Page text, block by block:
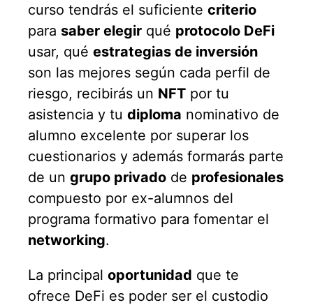
curso tendrás el suficiente criterio
para saber elegir qué protocolo DeFi
usar, qué estrategias de inversión
son las mejores según cada perfil de
riesgo, recibirás un NFT por tu
asistencia y tu diploma nominativo de
alumno excelente por superar los
cuestionarios y además formarás parte
de un grupo privado de profesionales
compuesto por ex-alumnos del
programa formativo para fomentar el
networking.
La principal oportunidad que te
ofrece DeFi es poder ser el custodio